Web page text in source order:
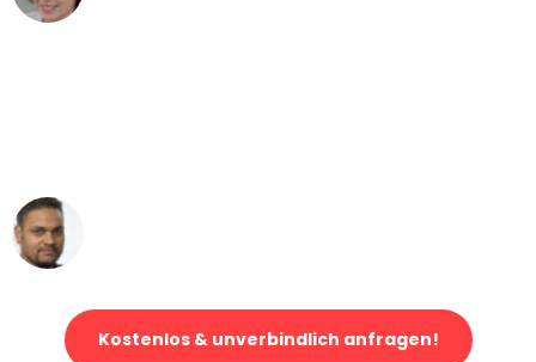
Kostenlos & unverbindlich anfragen!